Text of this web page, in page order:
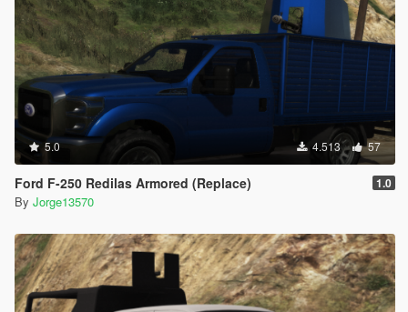
5.0 4.513 57
Ford F-250 Redilas Armored (Replace) 1.0
By Jorge13570